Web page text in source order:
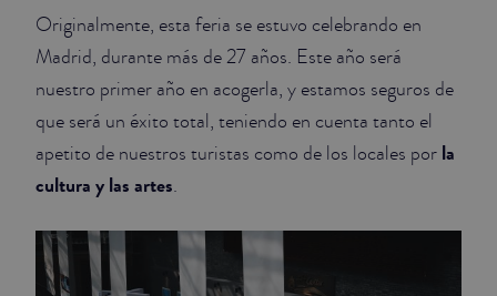
Originalmente, esta feria se estuvo celebrando en
Madrid, durante más de 27 años. Este año será
nuestro primer año en acogerla, y estamos seguros de
que será un éxito total, teniendo en cuenta tanto el
apetito de nuestros turistas como de los locales por la
cultura y las artes.